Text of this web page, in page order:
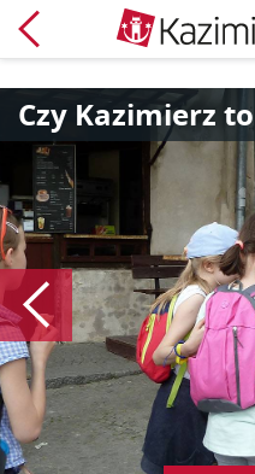
Czy Kazimierz